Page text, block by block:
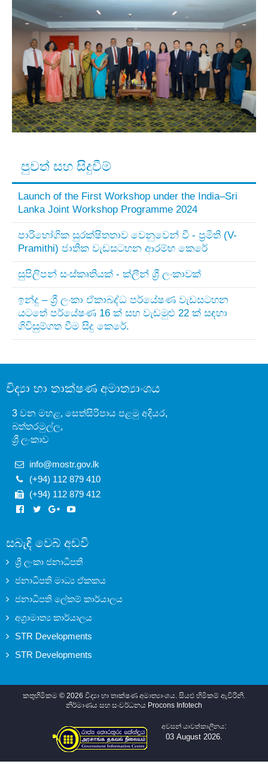
පුවත් සහ සිදුවීම්
Launch of the First Workshop under the India–Sri
Lanka Joint Workshop Programme 2024
පාරිභෝගික සුරක්ෂිතතාව වෙනුවෙන් වී - ප්‍රමිති (V-
Pramithi) ජාතික වැඩසටහන ආරම්භ කෙරේ
සුපිලිපන් සංස්කෘතියක් - ක්ලීන් ශ්‍රී ලංකාවක්
ඉන්දු – ශ්‍රී ලංකා ඒකාබද්ධ පර්යේෂණ වැඩසටහන
යටතේ පර්යේෂණ 16 ක් සහ වැඩමුළු 22 ක් සඳහා
ගිවිසුම්ගත වීම සිදු කෙරේ.
විද්‍යා හා තාක්ෂණ අමාත්‍යාංශය
3 වන මහළ, සෙත්සිරිපාය පළමු අදියර,
බත්තරමුල්ල,
ශ්‍රී ලංකාව
info@mostr.gov.lk
(+94) 112 879 410
(+94) 112 879 412
සබැඳි වෙබ් අඩවි
ශ්‍රී ලංකා ජනාධිපති
ජනාධිපති මාධ්‍ය ඒකකය
ජනාධිපති ලේකම් කාර්යාලය
අග්‍රාමාත්‍ය කාර්යාලය
STR Developments
STR Developments
කතුහිමිකම © 2026 විද්‍යා හා තාක්ෂණ අමාත්‍යාංශය. සියළු හිමිකම් ඇවිරිනි.
නිර්මාණය සහ සංවර්ධනය Procons Infotech
අවසන් යාවත්කාලීනය:
03 August 2026.